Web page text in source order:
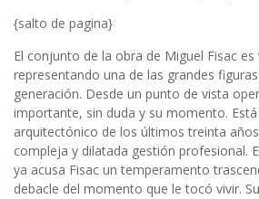
{salto de pagina}
El conjunto de la obra de Miguel Fisac
representando una de las grandes
generación. Desde un punto de vista
importante, sin duda y su momento.
arquitectónico de los últimos treinta
compleja y dilatada gestión profesional.
ya acusa Fisac un temperamento
debacle del momento que le tocó vivir.